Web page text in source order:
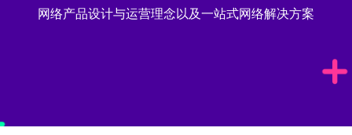
网络产品设计与运营理念以及一站式网络解决方案